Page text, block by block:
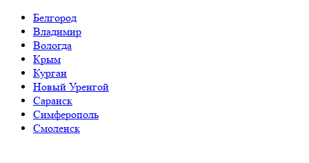
Белгород
Владимир
Вологда
Крым
Курган
Новый Уренгой
Саранск
Симферополь
Смоленск